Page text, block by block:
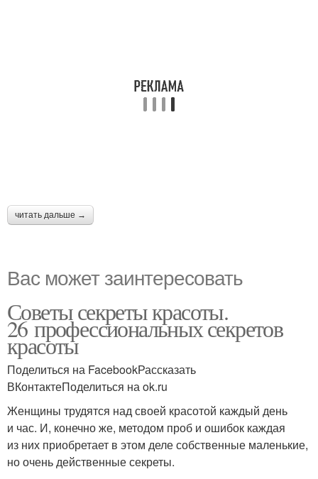
читать дальше →
Вас может заинтересовать
Советы секреты красоты.
26 профессиональных секретов
красоты
Поделиться на FacebookРассказать
ВКонтактеПоделиться на ok.ru
Женщины трудятся над своей красотой каждый день
и час. И, конечно же, методом проб и ошибок каждая
из них приобретает в этом деле собственные маленькие,
но очень действенные секреты.